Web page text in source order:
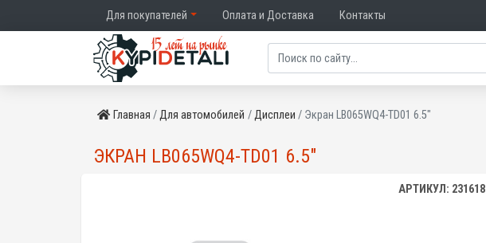
Для покупателей Оплата и Доставка Контакты
Главная Для автомобилей Дисплеи Экран LB065WQ4-TD01 6.5"
ЭКРАН LB065WQ4-TD01 6.5"
АРТИКУЛ: 231618